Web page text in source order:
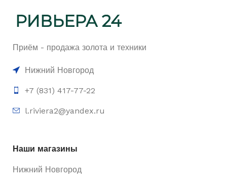
Приём - продажа золота и техники
Нижний Новгород
+7 (831) 417-77-22
l.riviera2@yandex.ru
Наши магазины
Нижний Новгород